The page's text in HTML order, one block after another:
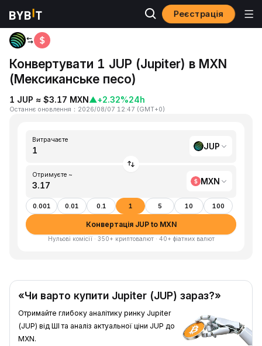
Реєстрація
Головна
Конвертувати 1 JUP (Jupiter) в MXN
(Мексиканське песо)
1 JUP ≈ $3.17 MXN▲+2.32%24h
Останнє оновлення ： 2026/08/07 12:47 (GMT+0)
Витрачаєте
JUP
Отримуєте ~
MXN
0.001 0.01 0.1 1 5 10 100
Конвертація JUP to MXN
Нульові комісії · 350+ криптовалют · 40+ фіатних валют
«Чи варто купити Jupiter (JUP) зараз?»
Отримайте глибоку аналітику ринку Jupiter
(JUP) від ШІ та аналіз актуальної ціни JUP до
MXN.